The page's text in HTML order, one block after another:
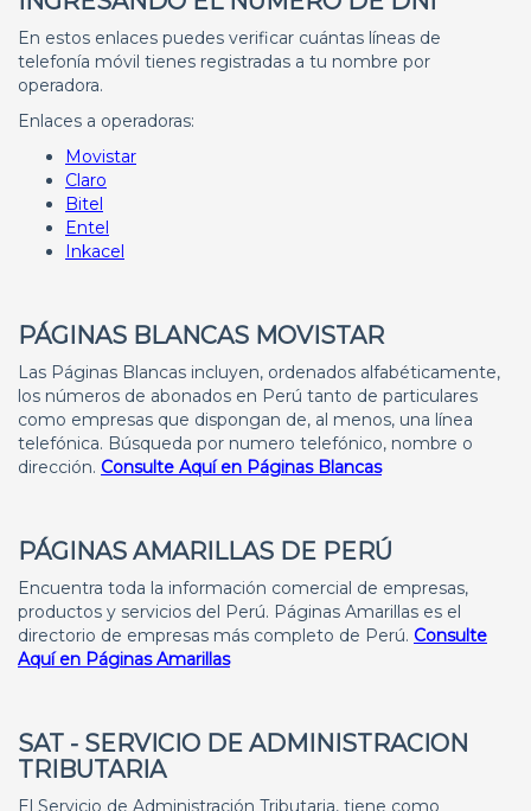
En estos enlaces puedes verificar cuántas líneas de
telefonía móvil tienes registradas a tu nombre por
operadora.
Enlaces a operadoras:
Movistar
Claro
Bitel
Entel
Inkacel
PÁGINAS BLANCAS MOVISTAR
Las Páginas Blancas incluyen, ordenados alfabéticamente,
los números de abonados en Perú tanto de particulares
como empresas que dispongan de, al menos, una línea
telefónica. Búsqueda por numero telefónico, nombre o
dirección. Consulte Aquí en Páginas Blancas
PÁGINAS AMARILLAS DE PERÚ
Encuentra toda la información comercial de empresas,
productos y servicios del Perú. Páginas Amarillas es el
directorio de empresas más completo de Perú. Consulte
Aquí en Páginas Amarillas
SAT - SERVICIO DE ADMINISTRACION
TRIBUTARIA
El Servicio de Administración Tributaria, tiene como